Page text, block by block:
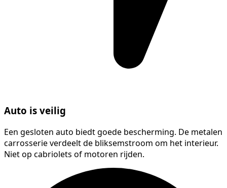
Auto is veilig
Een gesloten auto biedt goede bescherming. De metalen
carrosserie verdeelt de bliksemstroom om het interieur.
Niet op cabriolets of motoren rijden.